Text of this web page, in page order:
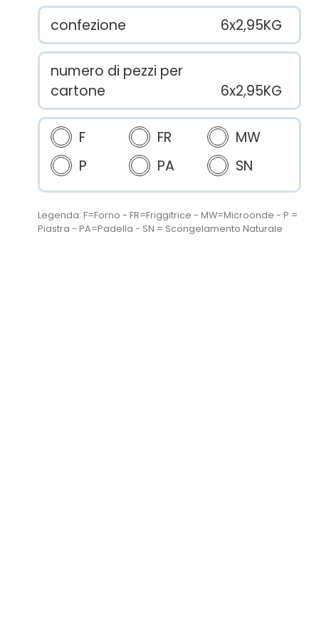
confezione 6x2,95KG
numero di pezzi per
cartone
6x2,95KG
F FR
MW
P
PA SN
Legenda: F=Forno - FR=Friggitrice - MW=Microonde - P =
Piastra - PA=Padella - SN = Scongelamento Naturale